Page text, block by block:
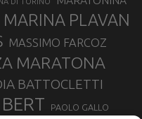
MARINA PLAVAN
MASSIMO FARCOZ
MARATONA
BATTOCLETTI
PAOLO GALLO